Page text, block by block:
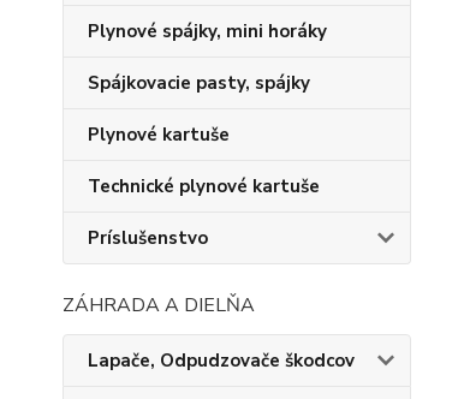
Plynové spájky, mini horáky
Spájkovacie pasty, spájky
Plynové kartuše
Technické plynové kartuše
Príslušenstvo
ZÁHRADA A DIELŇA
Lapače, Odpudzovače škodcov